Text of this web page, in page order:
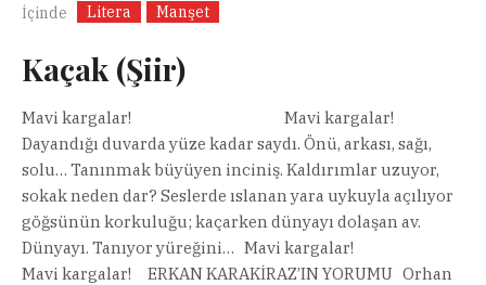
İçinde
Litera Manşet
Kaçak (Şiir)
Mavi kargalar! Mavi kargalar!
Dayandığı duvarda yüze kadar saydı. Önü, arkası, sağı,
solu… Tanınmak büyüyen inciniş. Kaldırımlar uzuyor,
sokak neden dar? Seslerde ıslanan yara uykuyla açılıyor
göğsünün korkuluğu; kaçarken dünyayı dolaşan av.
Dünyayı. Tanıyor yüreğini… Mavi kargalar!
Mavi kargalar! ERKAN KARAKİRAZ’IN YORUMU Orhan